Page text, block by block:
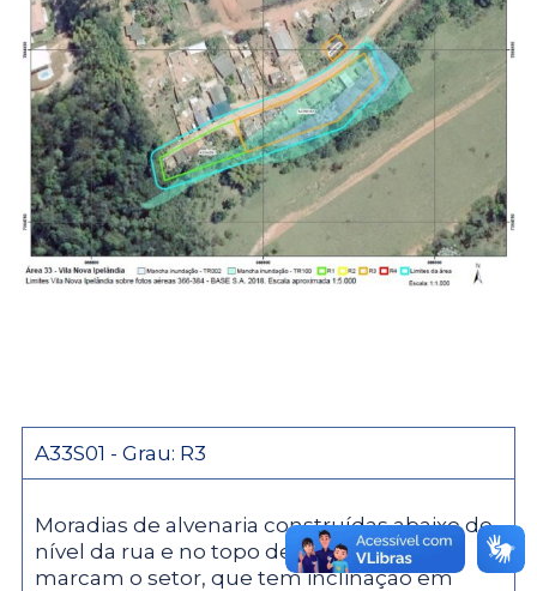
A33S01 - Grau: R3
Moradias de alvenaria construídas abaixo do
nível da rua e no topo de talude marginal
marcam o setor, que tem inclinação em